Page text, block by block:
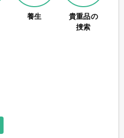
養生
貴重品の
捜索